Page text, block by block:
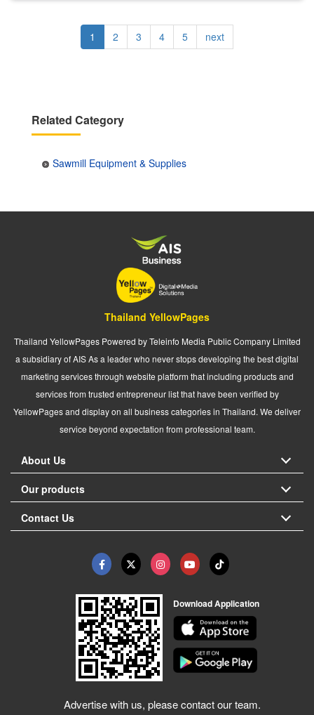
Pagination Current
page
1 Page
2 Page
3 Page
4 Page
5
Next
page
next
Related Category
Sawmill Equipment & Supplies
Thailand YellowPages
Thailand YellowPages Powered by Teleinfo Media Public Company Limited
a subsidiary of AIS As a leader who never stops developing the best digital
marketing services through website platform that including products and
services from trusted entrepreneur list that have been verified by
YellowPages and display on all business categories in Thailand. We deliver
service beyond expectation from professional team.
About Us
Our products
Contact Us
Download Application
Advertise with us, please contact our team.